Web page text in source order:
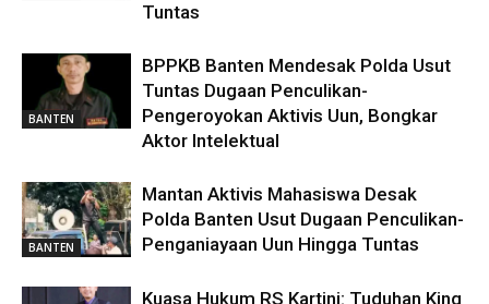
Tuntas
BANTEN
BPPKB Banten Mendesak Polda Usut
Tuntas Dugaan Penculikan-
Pengeroyokan Aktivis Uun, Bongkar
Aktor Intelektual
BANTEN
Mantan Aktivis Mahasiswa Desak
Polda Banten Usut Dugaan Penculikan-
Penganiayaan Uun Hingga Tuntas
Kuasa Hukum RS Kartini: Tuduhan King